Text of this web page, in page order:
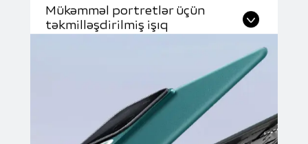
Mükəmməl portretlər üçün
təkmilləşdirilmiş işıq